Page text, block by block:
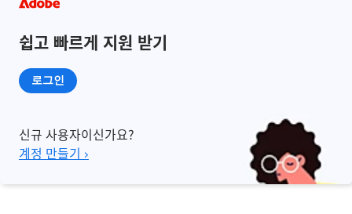
쉽고 빠르게 지원 받기
로그인
신규 사용자이신가요?
계정 만들기 ›